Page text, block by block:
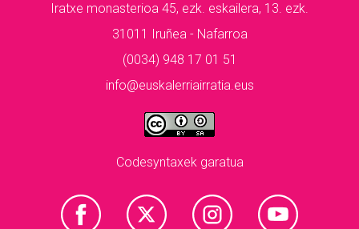
Iratxe monasterioa 45, ezk. eskailera, 13. ezk.
31011 Iruñea - Nafarroa
(0034) 948 17 01 51
info@euskalerriairratia.eus
Codesyntaxek garatua